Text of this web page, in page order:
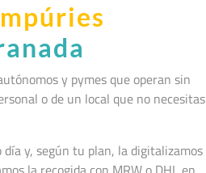
y pymes que operan sin
o de un local que no necesitas
y, según tu plan, la digitalizamos